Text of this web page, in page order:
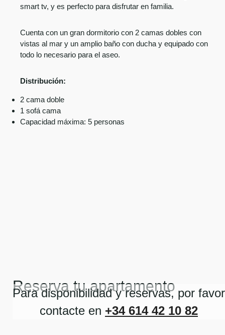
smart tv, y es perfecto para disfrutar en familia.
Cuenta con un gran dormitorio con 2 camas dobles con
vistas al mar y un amplio baño con ducha y equipado con
todo lo necesario para el aseo.
Distribución:
2 cama doble
1 sofá cama
Capacidad máxima: 5 personas
Reserva tu apartamento
Para disponibilidad y reservas, por favor
contacte en +34 614 42 10 82